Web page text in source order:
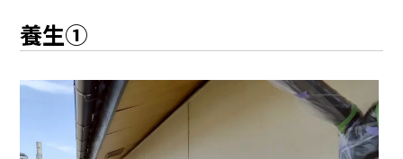
養生①